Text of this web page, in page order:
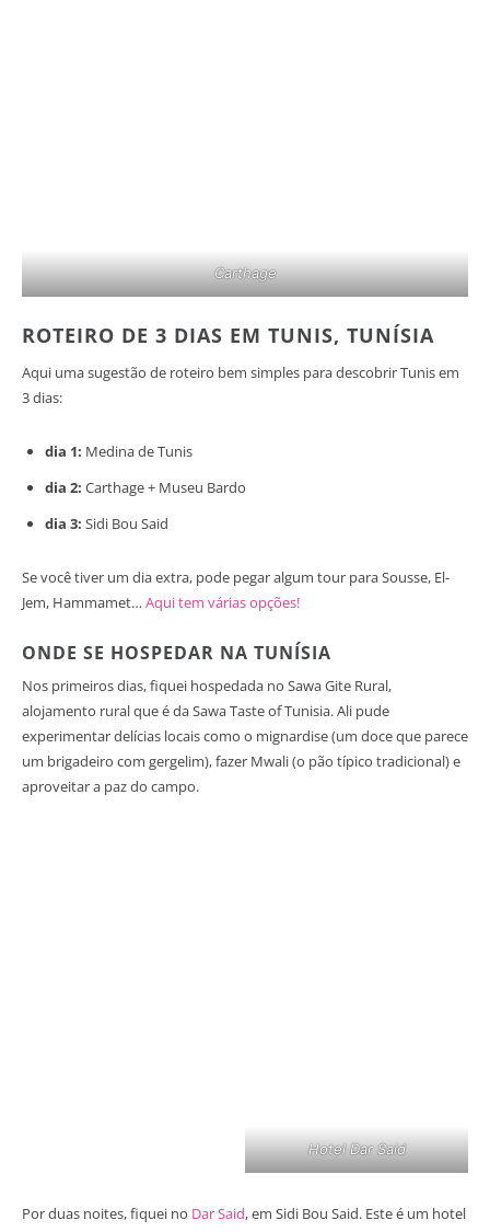
Carthage
ROTEIRO DE 3 DIAS EM TUNIS, TUNÍSIA
Aqui uma sugestão de roteiro bem simples para descobrir Tunis em
3 dias:
dia 1: Medina de Tunis
dia 2: Carthage + Museu Bardo
dia 3: Sidi Bou Said
Se você tiver um dia extra, pode pegar algum tour para Sousse, El-
Jem, Hammamet… Aqui tem várias opções!
ONDE SE HOSPEDAR NA TUNÍSIA
Nos primeiros dias, fiquei hospedada no Sawa Gite Rural,
alojamento rural que é da Sawa Taste of Tunisia. Ali pude
experimentar delícias locais como o mignardise (um doce que parece
um brigadeiro com gergelim), fazer Mwali (o pão típico tradicional) e
aproveitar a paz do campo.
Hotel Dar Said
Por duas noites, fiquei no Dar Said, em Sidi Bou Said. Este é um hotel